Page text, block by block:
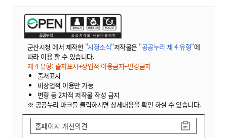
군산시청 에서 제작한 "시정소식"저작물은 "공공누리 제 4 유형"에
따라 이용 할 수 있습니다.
제 4 유형: 출처표시+상업적 이용금지+변경금지
출처표시
비상업적 이용만 가능
변형 등 2차적 저작물 작성 금지
※ 공공누리 마크를 클릭하시면 상세내용을 확인 하실 수 있습니다.
홈페이지 개선의견